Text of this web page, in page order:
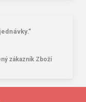
zákazník Zboží